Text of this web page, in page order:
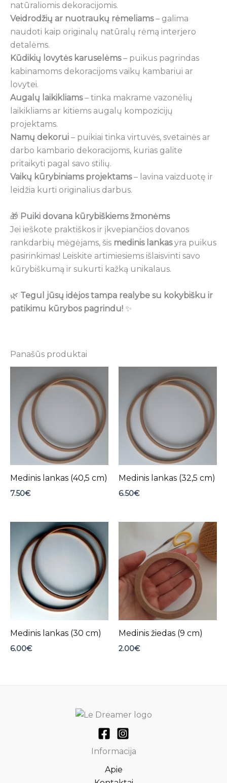
natūraliomis dekoracijomis.
Veidrodžių ar nuotraukų rėmeliams– galima
naudoti kaip originalų natūralų rėmą interjero
detalėms.
Kūdikių lovytės karuselėms– puikus pagrindas
kabinamoms dekoracijoms vaikų kambariui ar
lovytei.
Augalų laikikliams– tinka makrame vazonėlių
laikikliams ar kitiems augalų kompozicijų
projektams.
Namų dekorui – puikiai tinka virtuvės, svetainės ar
darbo kambario dekoracijoms, kurias galite
pritaikyti pagal savo stilių.
Vaikų kūrybiniams projektams– lavina vaizduotę ir
leidžia kurti originalius darbus.
🎁 Puiki dovana kūrybiškiems žmonėms
Jei ieškote praktiškos ir įkvepiančios dovanos
rankdarbių mėgėjams, šis medinis lankasyra puikus
pasirinkimas! Leiskite artimiesiems išlaisvinti savo
kūrybiškumą ir sukurti kažką unikalaus.
🌿 Tegul jūsų idėjos tampa realybe su kokybišku ir
patikimu kūrybos pagrindu! ✨
Panašūs produktai
Medinis lankas (40,5 cm)
7.50€
Medinis lankas (32,5 cm)
6.50€
Medinis lankas (30 cm)
6.00€
Medinis žiedas (9 cm)
2.00€
Informacija
Apie